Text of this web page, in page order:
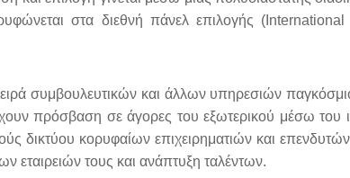
στα διεθνή πάνελ επιλογής
συμβουλευτικών και άλλων υπηρεσιών
πρόσβαση σε άγορες του εξωτερικού μέσω
δικτύου κορυφαίων επιχειρηματιών και
εταιρειών τους και ανάπτυξη ταλέντων.